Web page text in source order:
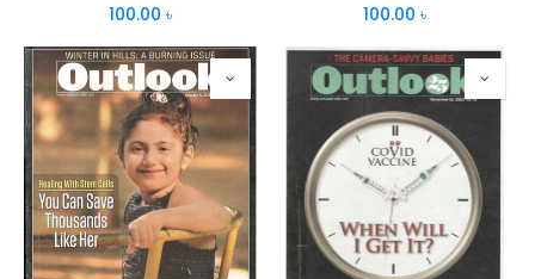
100.00 ৳ 100.00 ৳